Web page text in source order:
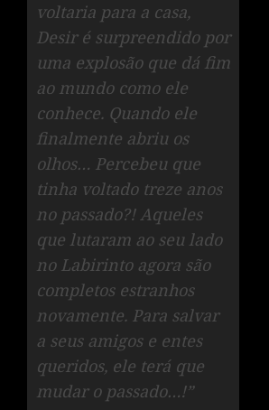
voltaria para a casa,
Desir é surpreendido por
uma explosão que dá fim
ao mundo como ele
conhece. Quando ele
finalmente abriu os
olhos… Percebeu que
tinha voltado treze anos
no passado?! Aqueles
que lutaram ao seu lado
no Labirinto agora são
completos estranhos
novamente. Para salvar
a seus amigos e entes
queridos, ele terá que
mudar o passado…!”